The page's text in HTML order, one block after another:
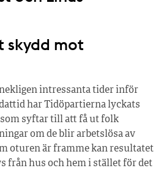
skydd mot
intressanta tider inför
har Tidöpartierna lyckats
syftar till att få ut folk
om de blir arbetslösa av
oturen är framme kan resultatet
från hus och hem i stället för det